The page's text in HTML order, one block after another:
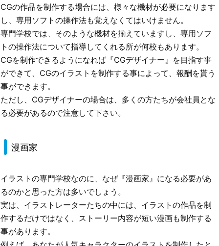
CGの作品を制作する場合には、様々な機材が必要になります
し、専用ソフトの操作法も覚えなくてはいけません。
専門学校では、そのような機材を揃えていますし、専用ソフ
トの操作法について指導してくれる所が何校もあります。
CGを制作できるようになれば『CGデザイナー』を目指す事
ができて、CGのイラストを制作する事によって、報酬を貰う
事ができます。
ただし、CGデザイナーの場合は、多くの方たちが会社員とな
る必要があるので注意して下さい。
漫画家
イラストの専門学校なのに、なぜ『漫画家』になる必要があ
るのかと思った方は多いでしょう。
実は、イラストレーターたちの中には、イラストの作品を制
作するだけではなく、ストーリー内容が短い漫画も制作する
事があります。